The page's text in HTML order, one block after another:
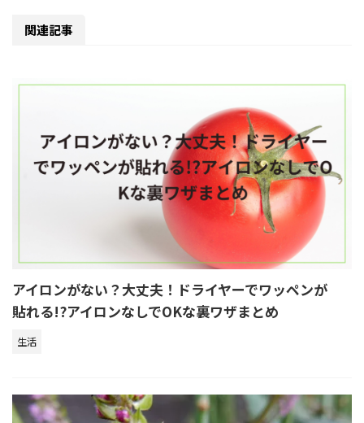
関連記事
アイロンがない？大丈夫！ドライヤーでワッペンが
貼れる!?アイロンなしでOKな裏ワザまとめ
生活